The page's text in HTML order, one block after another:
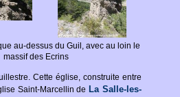
au-dessus du Guil, avec au loin le
massif des Ecrins
Cette église, construite entre
Saint-Marcellin de La Salle-les-